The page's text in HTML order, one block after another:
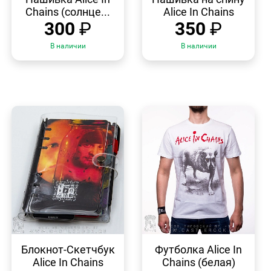
Chains (солнце...
300 ₽
В наличии
Alice In Chains
350 ₽
В наличии
ПРОСМОТР
Блокнот-Скетчбук
Alice In Chains
ПРОСМОТР
Футболка Alice In
Chains (белая)